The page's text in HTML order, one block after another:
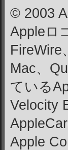
© 2003
Appleロ
FireWire
Mac、
ている
Velocity
Apple